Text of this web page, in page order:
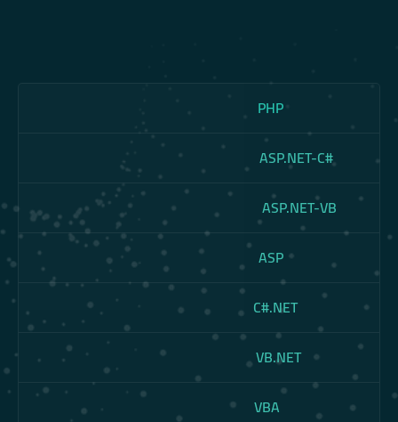
PHP
ASP.NET-C#
ASP.NET-VB
ASP
C#.NET
VB.NET
VBA